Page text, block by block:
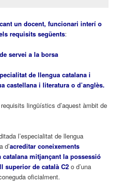
un docent, funcionari interí o
requisits següents:
servei a la borsa
de llengua catalana i
castellana i literatura o d’anglès.
lingüístics d’aquest àmbit de
l’especialitat de llengua
d’acreditar coneixements
mitjançant la possessió
superior de català C2 o d’una
oficialment.